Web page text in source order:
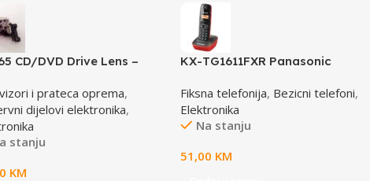
CD/DVD Drive Lens –
i prateca oprema,
dijelovi elektronika,
stanju
KM
KX-TG1611FXR Panasonic
Fiksna telefonija, Bezicni telefoni,
Elektronika
Na stanju
51,00 KM